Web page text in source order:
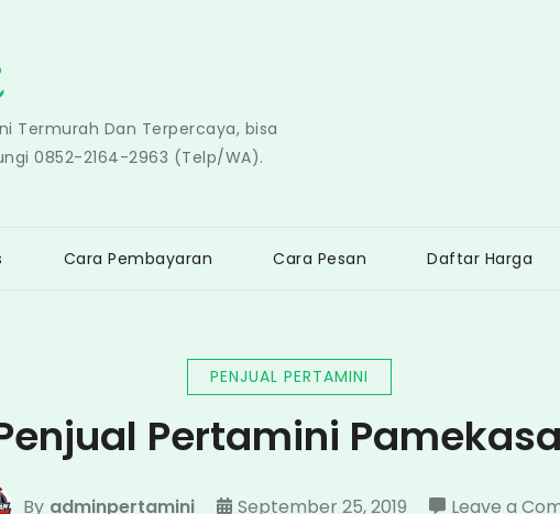
Termurah Dan Terpercaya, bisa
0852-2164-2963 (Telp/WA).
Cara Pembayaran Cara Pesan Daftar Harga
PENJUAL PERTAMINI
Pertamini
By adminpertamini September 25, 2019 Leave a